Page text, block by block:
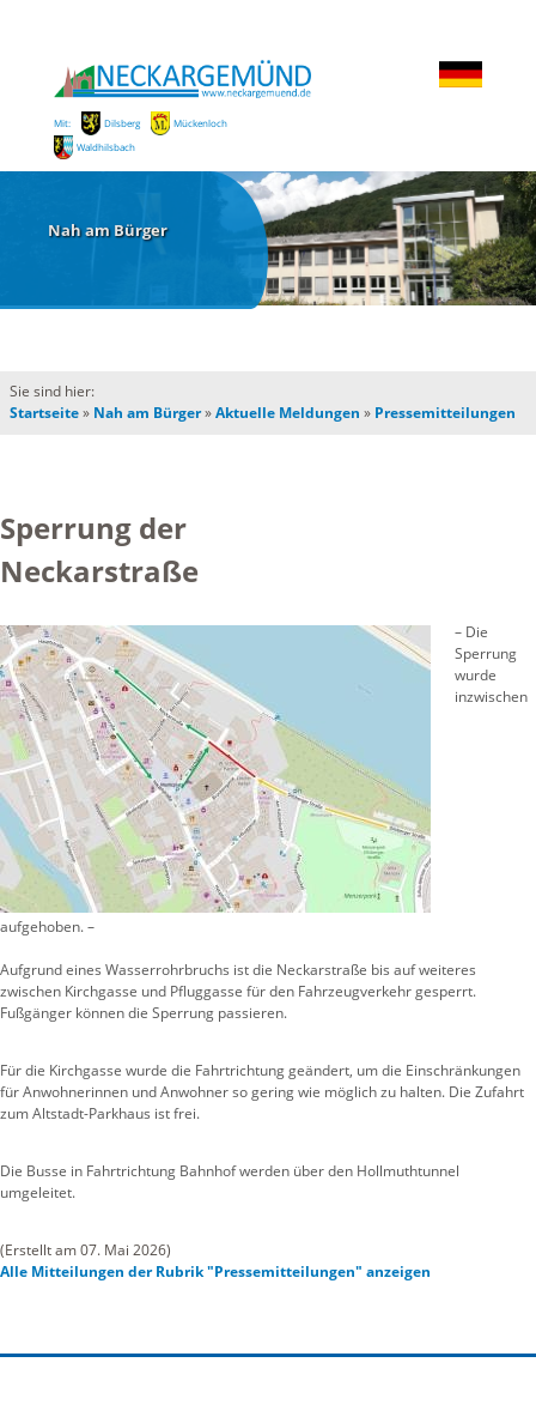
Mit: Dilsberg
Mückenloch
Waldhilsbach
Nah am Bürger
Sie sind hier:
Startseite» Nah am Bürger»Aktuelle Meldungen » Pressemitteilungen
Sperrung der
Neckarstraße
– Die
Sperrung
wurde
inzwischen
aufgehoben. –
Aufgrund eines Wasserrohrbruchs ist die Neckarstraße bis auf weiteres
zwischen Kirchgasse und Pfluggasse für den Fahrzeugverkehr gesperrt.
Fußgänger können die Sperrung passieren.
Für die Kirchgasse wurde die Fahrtrichtung geändert, um die Einschränkungen
für Anwohnerinnen und Anwohner so gering wie möglich zu halten. Die Zufahrt
zum Altstadt-Parkhaus ist frei.
Die Busse in Fahrtrichtung Bahnhof werden über den Hollmuthtunnel
umgeleitet.
(Erstellt am 07. Mai 2026)
Alle Mitteilungen der Rubrik "Pressemitteilungen" anzeigen